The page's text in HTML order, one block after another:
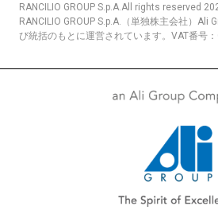
RANCILIO GROUP S.p.A.All rights reserved
RANCILIO GROUP S.p.A.（単独株主会社）Ali
び統括のもとに運営されています。VAT番号